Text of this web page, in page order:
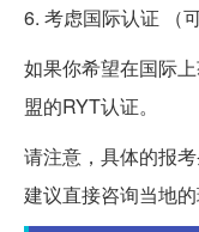
6. 考虑国际认证 （
如果你希望在国际
盟的RYT认证。
请注意，具体的报
建议直接咨询当地